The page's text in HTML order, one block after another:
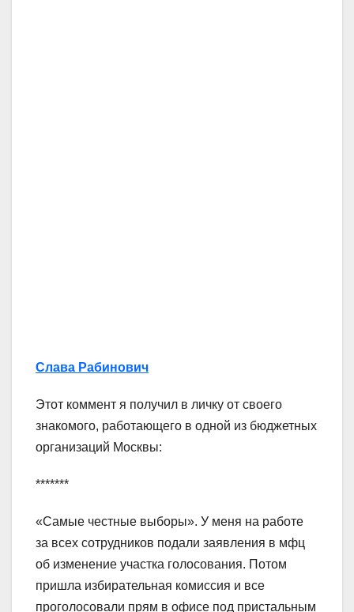
Слава Рабинович
Этот коммент я получил в личку от своего
знакомого, работающего в одной из бюджетных
организаций Москвы:
*******
«Самые честные выборы». У меня на работе
за всех сотрудников подали заявления в мфц
об изменение участка голосования. Потом
пришла избирательная комиссия и все
проголосовали прям в офисе под пристальным